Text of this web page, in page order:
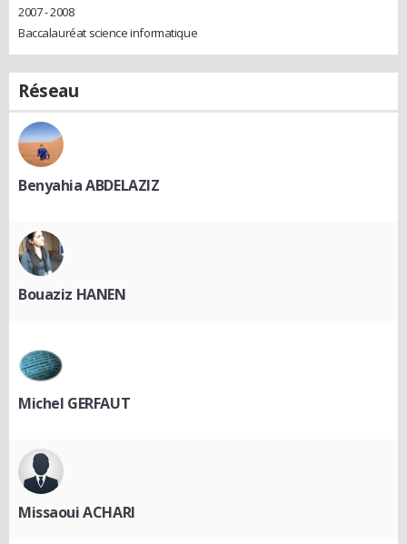
2007 - 2008
Baccalauréat science informatique
Réseau
Benyahia ABDELAZIZ
Bouaziz HANEN
Michel GERFAUT
Missaoui ACHARI